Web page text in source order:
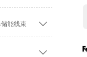
能线束 
